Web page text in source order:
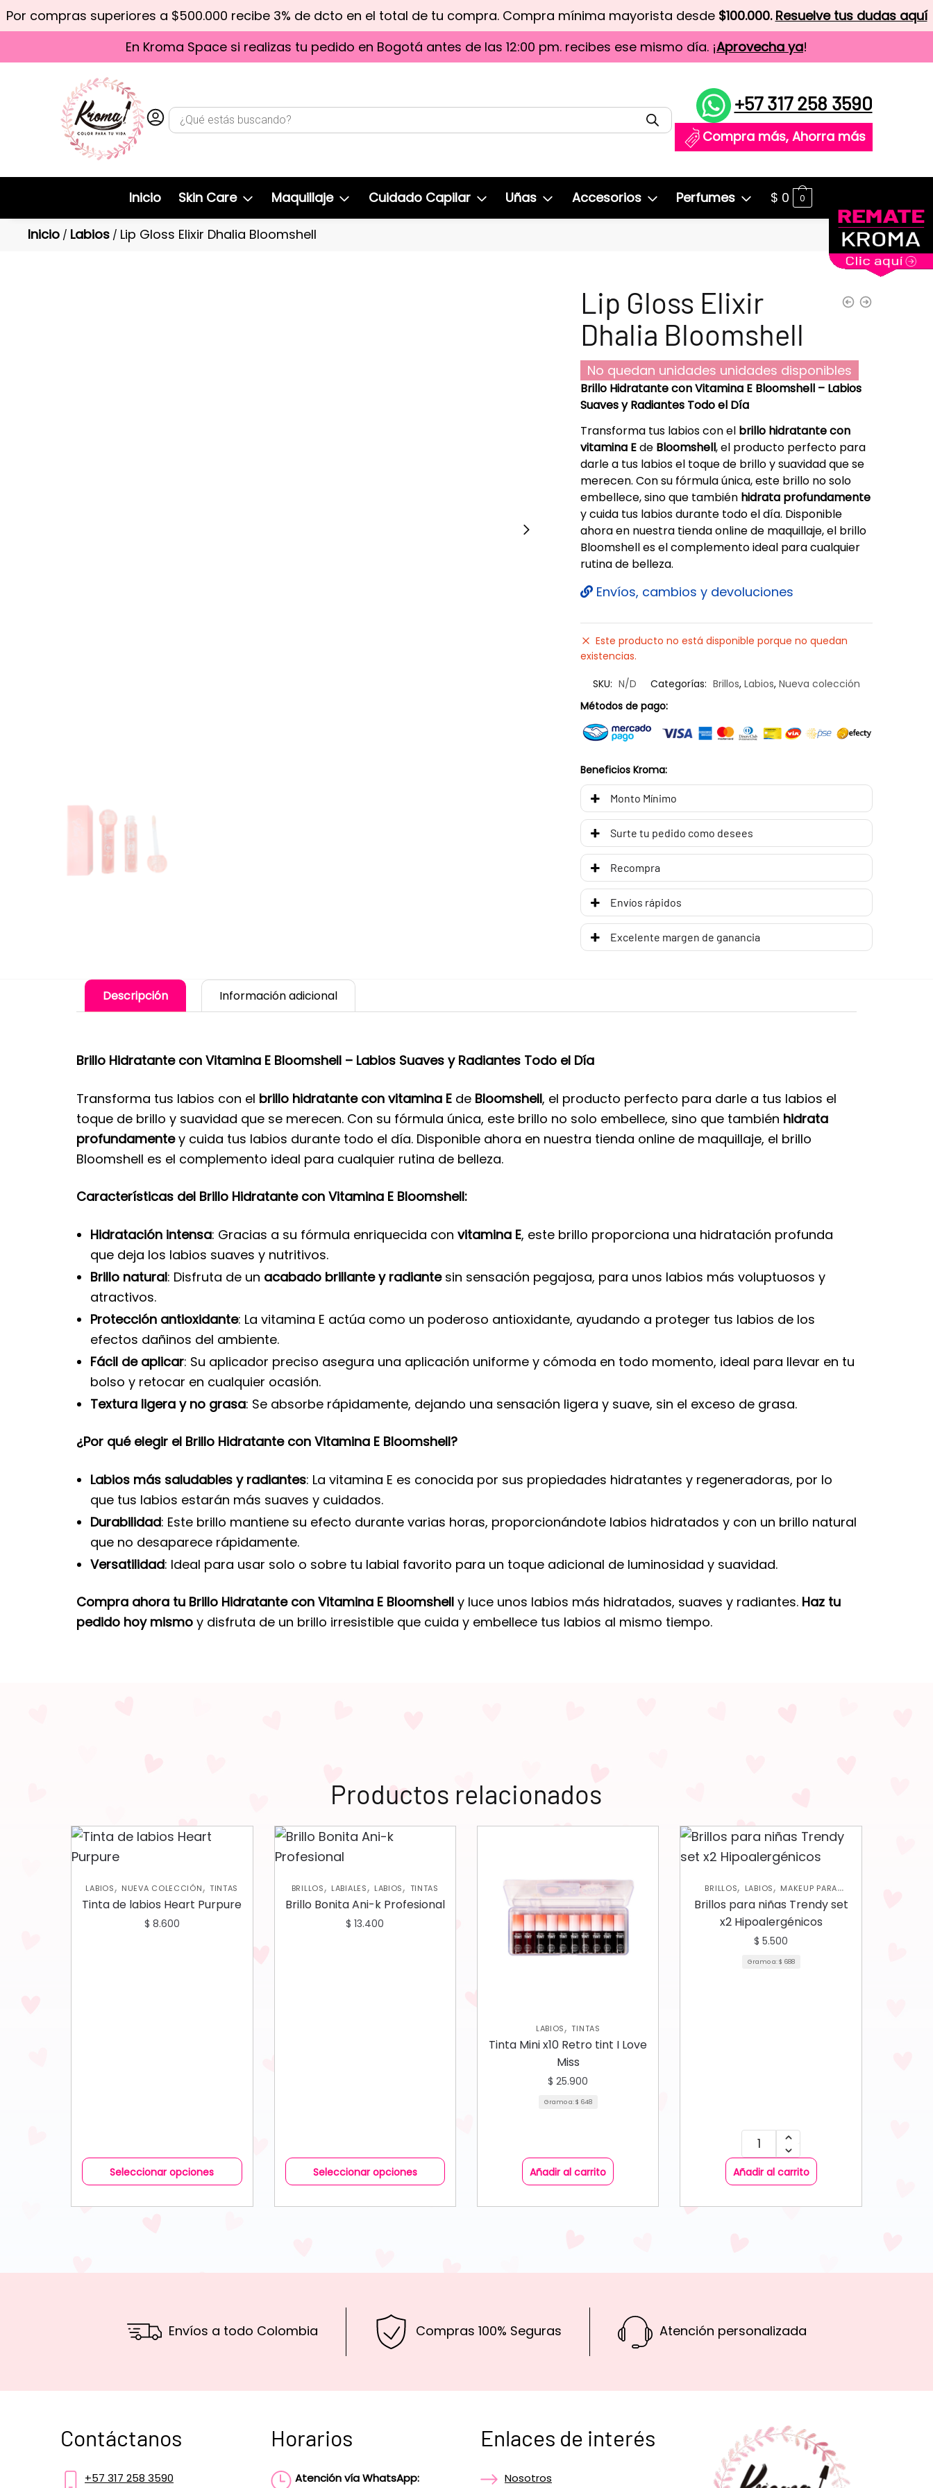
Por compras superiores a $500.000 recibe 3% de dcto en el total de tu compra. Compra mínima mayorista desde $100.000. Resuelve tus dudas aquí
En Kroma Space si realizas tu pedido en Bogotá antes de las 12:00 pm. recibes ese mismo día. ¡Aprovecha ya!
+57 317 258 3590
Compra más, Ahorra más
Inicio Skin Care Maquillaje Cuidado Capilar Uñas Accesorios Perfumes $ 0 0
Inicio / Labios / Lip Gloss Elixir Dhalia Bloomshell
Lip Gloss Elixir
Dhalia Bloomshell
No quedan unidades unidades disponibles
Brillo Hidratante con Vitamina E Bloomshell – Labios
Suaves y Radiantes Todo el Día
Transforma tus labios con el brillo hidratante con
vitamina Ede Bloomshell, el producto perfecto para
darle a tus labios el toque de brillo y suavidad que se
merecen. Con su fórmula única, este brillo no solo
embellece, sino que también hidrata profundamente
y cuida tus labios durante todo el día. Disponible
ahora en nuestra tienda online de maquillaje, el brillo
Bloomshell es el complemento ideal para cualquier
rutina de belleza.
Envíos, cambios y devoluciones
Este producto no está disponible porque no quedan
existencias.
SKU: N/D Categorías: Brillos, Labios, Nueva colección
Métodos de pago:
Beneficios Kroma:
Monto Mínimo
Surte tu pedido como desees
Recompra
Envíos rápidos
Excelente margen de ganancia
Descripción Información adicional
Brillo Hidratante con Vitamina E Bloomshell – Labios Suaves y Radiantes Todo el Día
Transforma tus labios con el brillo hidratante con vitamina Ede Bloomshell, el producto perfecto para darle a tus labios el
toque de brillo y suavidad que se merecen. Con su fórmula única, este brillo no solo embellece, sino que también hidrata
profundamentey cuida tus labios durante todo el día. Disponible ahora en nuestra tienda online de maquillaje, el brillo
Bloomshell es el complemento ideal para cualquier rutina de belleza.
Características del Brillo Hidratante con Vitamina E Bloomshell:
Hidratación intensa: Gracias a su fórmula enriquecida con vitamina E, este brillo proporciona una hidratación profunda
que deja los labios suaves y nutritivos.
Brillo natural: Disfruta de un acabado brillante y radiantesin sensación pegajosa, para unos labios más voluptuosos y
atractivos.
Protección antioxidante: La vitamina E actúa como un poderoso antioxidante, ayudando a proteger tus labios de los
efectos dañinos del ambiente.
Fácil de aplicar: Su aplicador preciso asegura una aplicación uniforme y cómoda en todo momento, ideal para llevar en tu
bolso y retocar en cualquier ocasión.
Textura ligera y no grasa: Se absorbe rápidamente, dejando una sensación ligera y suave, sin el exceso de grasa.
¿Por qué elegir el Brillo Hidratante con Vitamina E Bloomshell?
Labios más saludables y radiantes: La vitamina E es conocida por sus propiedades hidratantes y regeneradoras, por lo
que tus labios estarán más suaves y cuidados.
Durabilidad: Este brillo mantiene su efecto durante varias horas, proporcionándote labios hidratados y con un brillo natural
que no desaparece rápidamente.
Versatilidad: Ideal para usar solo o sobre tu labial favorito para un toque adicional de luminosidad y suavidad.
Compra ahora tu Brillo Hidratante con Vitamina E Bloomshelly luce unos labios más hidratados, suaves y radiantes. Haz tu
pedido hoy mismoy disfruta de un brillo irresistible que cuida y embellece tus labios al mismo tiempo.
Productos relacionados
LABIOS, NUEVA COLECCIÓN, TINTAS
Tinta de labios Heart Purpure
$ 8.600
Seleccionar opciones
BRILLOS, LABIALES, LABIOS, TINTAS
Brillo Bonita Ani-k Profesional
$ 13.400
Seleccionar opciones
LABIOS,TINTAS
Tinta Mini x10 Retro tint I Love
Miss
$ 25.900
Gramo a:$ 648
Añadir al carrito
BRILLOS, LABIOS, MAKEUP PARA
NIÑAS
Brillos para niñas Trendy set
x2 Hipoalergénicos
$ 5.500
Gramo a:$ 688
Añadir al carrito
Envíos a todo Colombia Compras 100% Seguras Atención personalizada
Contáctanos
+57 317 258 3590
Horarios
Atención vía WhatsApp:
Enlaces de interés
Nosotros